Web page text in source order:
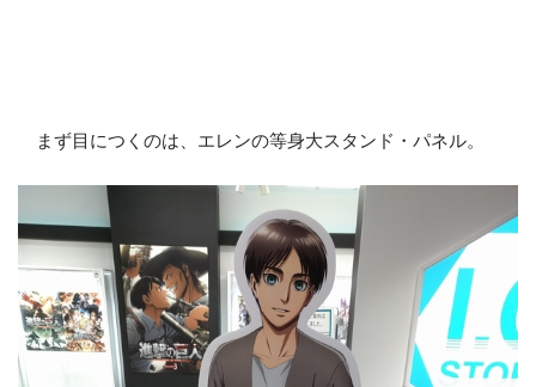
まず目につくのは、エレンの等身大スタンド・パネル。